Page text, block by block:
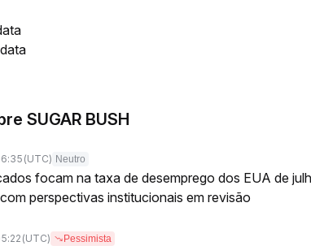
SUGAR BUSH
(UTC) Neutro
focam na taxa de desemprego dos EUA de
perspectivas institucionais em revisão
(UTC) Pessimista